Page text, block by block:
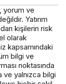
yorum ve
Yatırım
kişilerin risk
olarak
kapsamındaki
bilgi ve
noktasında
yalnızca bilgi